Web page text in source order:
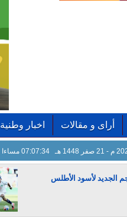
أراى و مقالات اخبار وطنية
07:07:35 مساءا
الجديد لأسود الأطلس